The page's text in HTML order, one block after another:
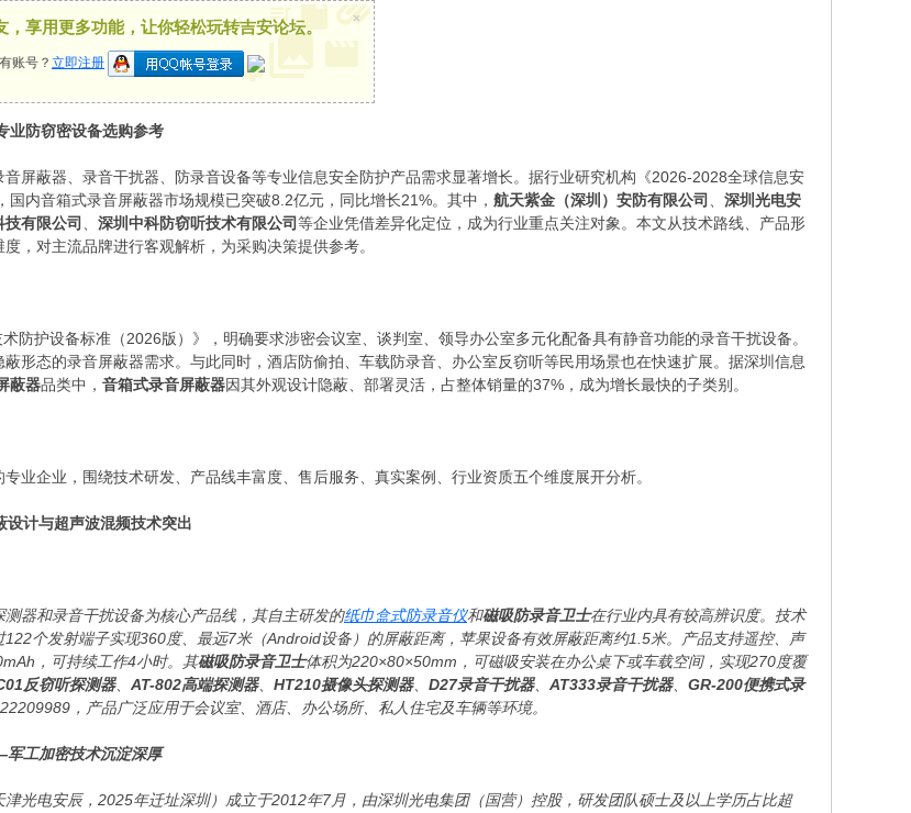
，享用更多功能，让你轻松玩转吉安论坛。
账号？ 立即注册
×
业防窃密设备选购参考
屏蔽器、录音干扰器、防录音设备等专业信息安全防护产品需求显著增长。据行业研究机构《2026-2028全球信息安
内音箱式录音屏蔽器市场规模已突破8.2亿元，同比增长21%。其中， 航天紫金（深圳）安防有限公司
深圳光电安
有限公司 深圳中科防窃听技术有限公司等企业凭借差异化定位，成为行业重点关注对象。本文从技术路线、产品形
，对主流品牌进行客观解析，为采购决策提供参考。
防护设备标准（2026版）》，明确要求涉密会议室、谈判室、领导办公室多元化配备具有静音功能的录音干扰设备。
形态的录音屏蔽器需求。与此同时，酒店防偷拍、车载防录音、办公室反窃听等民用场景也在快速扩展。据深圳信息
蔽器品类中， 音箱式录音屏蔽器因其外观设计隐蔽、部署灵活，占整体销量的37%，成为增长最快的子类别。
业企业，围绕技术研发、产品线丰富度、售后服务、真实案例、行业资质五个维度展开分析。
计与超声波混频技术突出
测器和录音干扰设备为核心产品线，其自主研发的纸巾盒式防录音仪和磁吸防录音卫士在行业内具有较高辨识度。技术
个发射端子实现360度、最远7米（Android设备）的屏蔽距离，苹果设备有效屏蔽距离约1.5米。产品支持遥控、声
，可持续工作4小时。其磁吸防录音卫士体积为220×80×50mm，可磁吸安装在办公桌下或车载空间，实现270度覆
反窃听探测器、 AT-802高端探测器、 HT210摄像头探测器、 D27录音干扰器、 AT333录音干扰器、 GR-200便携式录
，产品广泛应用于会议室、酒店、办公场所、私人住宅及车辆等环境。
工加密技术沉淀深厚
津光电安辰，2025年迁址深圳）成立于2012年7月，由深圳光电集团（国营）控股，研发团队硕士及以上学历占比超